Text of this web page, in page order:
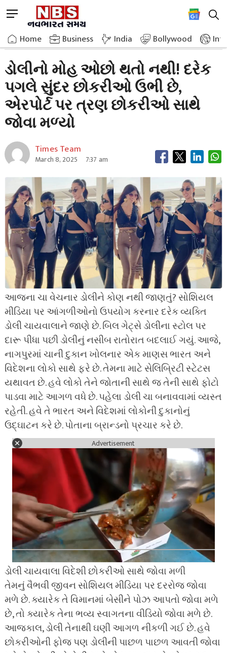
to
content
M
n
u
u
t
o
Home Business India Bollywood
Home»Breaking News»Dollys Charm Never Diminishes Beautiful Girls Stand
ડોલીનો મોહ ઓછો થતો નથી! દરેક
પગલે સુંદર છોકરીઓ ઉભી છે,
એરપોર્ટ પર ત્રણ છોકરીઓ સાથે
જોવા મળ્યો
Times Team
March 8, 2025 7:37 am
આજના ચા વેચનાર ડોલીને કોણ નથી જાણતું? સોશિયલ
મીડિયા પર આંગળીઓનો ઉપયોગ કરનાર દરેક વ્યક્તિ
ડોલી ચાયવાલાને જાણે છે. બિલ ગેટ્સે ડોલીના સ્ટોલ પર
દારૂ પીધા પછી ડોલીનું નસીબ રાતોરાત બદલાઈ ગયું. આજે,
નાગપુરમાં ચાની દુકાન ખોલનાર એક માણસ ભારત અને
વિદેશના લોકો સાથે ફરે છે. તેમના માટે સેલિબ્રિટી સ્ટેટસ
યથાવત છે. હવે લોકો તેને જોતાની સાથે જ તેની સાથે ફોટો
પાડવા માટે આગળ વધે છે. પહેલા ડોલી ચા બનાવવામાં વ્યસ્ત
રહેતી. હવે તે ભારત અને વિદેશમાં લોકોની દુકાનોનું
ઉદ્ઘાટન કરે છે. પોતાના બ્રાન્ડનો પ્રચાર કરે છે.
Advertisement
ડોલી ચાયવાલા વિદેશી છોકરીઓ સાથે જોવા મળી
તેમનું વૈભવી જીવન સોશિયલ મીડિયા પર દરરોજ જોવા
મળે છે. ક્યારેક તે વિમાનમાં બેસીને પોઝ આપતો જોવા મળે
છે, તો ક્યારેક તેના ભવ્ય સ્વાગતના વીડિયો જોવા મળે છે.
આજકાલ, ડોલી તેનાથી ઘણી આગળ નીકળી ગઈ છે. હવે
છોકરીઓની ફોજ પણ ડોલીની પાછળ પાછળ આવતી જોવા